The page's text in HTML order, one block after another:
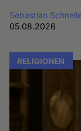
Sebastian
05.08.2026
RELIGIONEN